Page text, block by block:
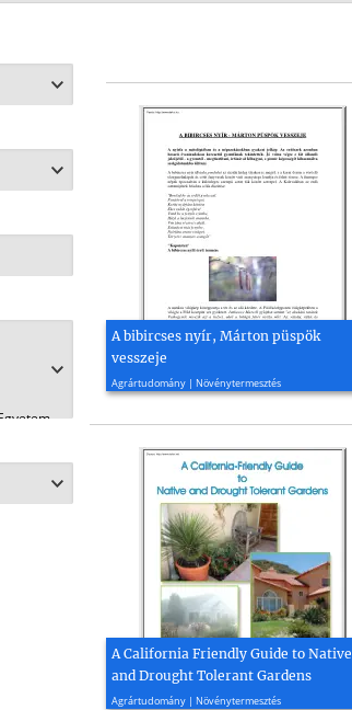
A bibircses nyír, Márton püspök
vesszeje
Agrártudomány | Növénytermesztés
2005, 7 oldal
A California Friendly Guide to Native
and Drought Tolerant Gardens
Agrártudomány | Növénytermesztés
2009, 64 oldal